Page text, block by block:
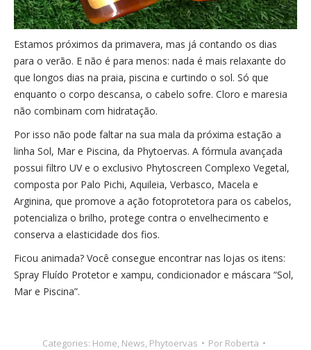
Estamos próximos da primavera, mas já contando os dias
para o verão. E não é para menos: nada é mais relaxante do
que longos dias na praia, piscina e curtindo o sol. Só que
enquanto o corpo descansa, o cabelo sofre. Cloro e maresia
não combinam com hidratação.
Por isso não pode faltar na sua mala da próxima estação a
linha Sol, Mar e Piscina, da Phytoervas. A fórmula avançada
possui filtro UV e o exclusivo Phytoscreen Complexo Vegetal,
composta por Palo Pichi, Aquileia, Verbasco, Macela e
Arginina, que promove a ação fotoprotetora para os cabelos,
potencializa o brilho, protege contra o envelhecimento e
conserva a elasticidade dos fios.
Ficou animada? Você consegue encontrar nas lojas os itens:
Spray Fluído Protetor e xampu, condicionador e máscara “Sol,
Mar e Piscina”.
Categories: Home, News, Phytoervas Por Roberta